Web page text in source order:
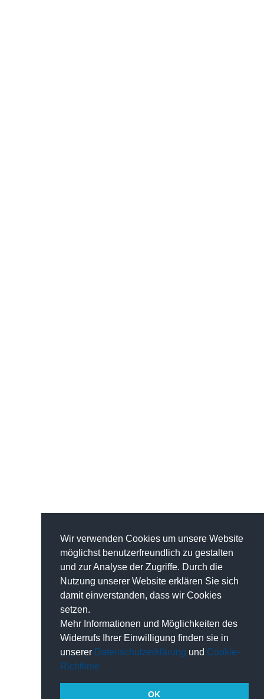
Wir verwenden Cookies um unsere Website
möglichst benutzerfreundlich zu gestalten
und zur Analyse der Zugriffe. Durch die
Nutzung unserer Website erklären Sie sich
damit einverstanden, dass wir Cookies
setzen.
Mehr Informationen und Möglichkeiten des
Widerrufs Ihrer Einwilligung finden sie in
unserer Datenschutzerklärung und Cookie-
Richtlinie
OK